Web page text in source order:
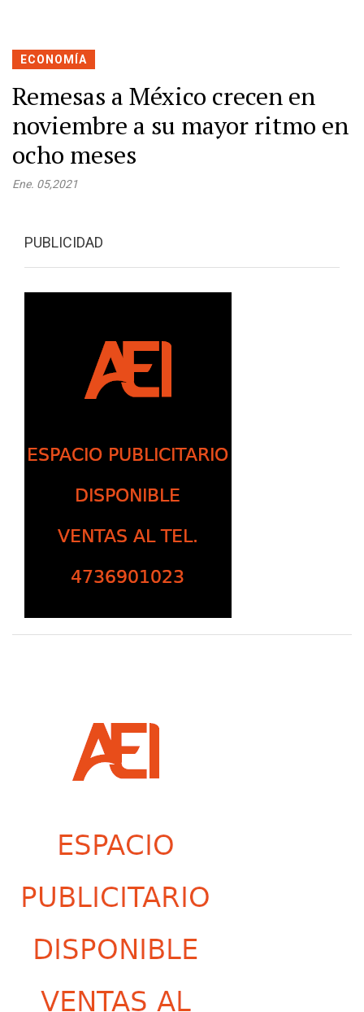
ECONOMÍA
Remesas a México crecen en
noviembre a su mayor ritmo en
ocho meses
Ene. 05,2021
PUBLICIDAD